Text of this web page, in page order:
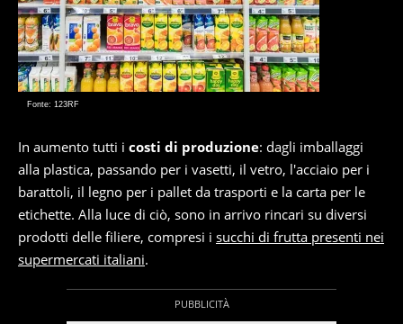
Fonte: 123RF
In aumento tutti i costi di produzione: dagli imballaggi
alla plastica, passando per i vasetti, il vetro, l'acciaio per i
barattoli, il legno per i pallet da trasporti e la carta per le
etichette. Alla luce di ciò, sono in arrivo rincari su diversi
prodotti delle filiere, compresi i succhi di frutta presenti nei
supermercati italiani.